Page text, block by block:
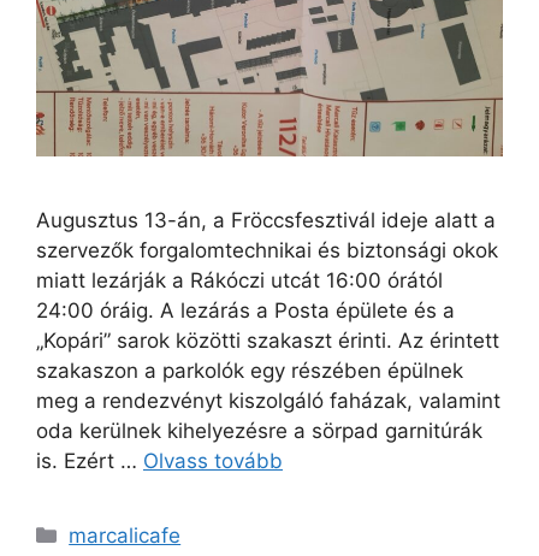
Augusztus 13-án, a Fröccsfesztivál ideje alatt a
szervezők forgalomtechnikai és biztonsági okok
miatt lezárják a Rákóczi utcát 16:00 órától
24:00 óráig. A lezárás a Posta épülete és a
„Kopári” sarok közötti szakaszt érinti. Az érintett
szakaszon a parkolók egy részében épülnek
meg a rendezvényt kiszolgáló faházak, valamint
oda kerülnek kihelyezésre a sörpad garnitúrák
is. Ezért … Olvass tovább
marcalicafe